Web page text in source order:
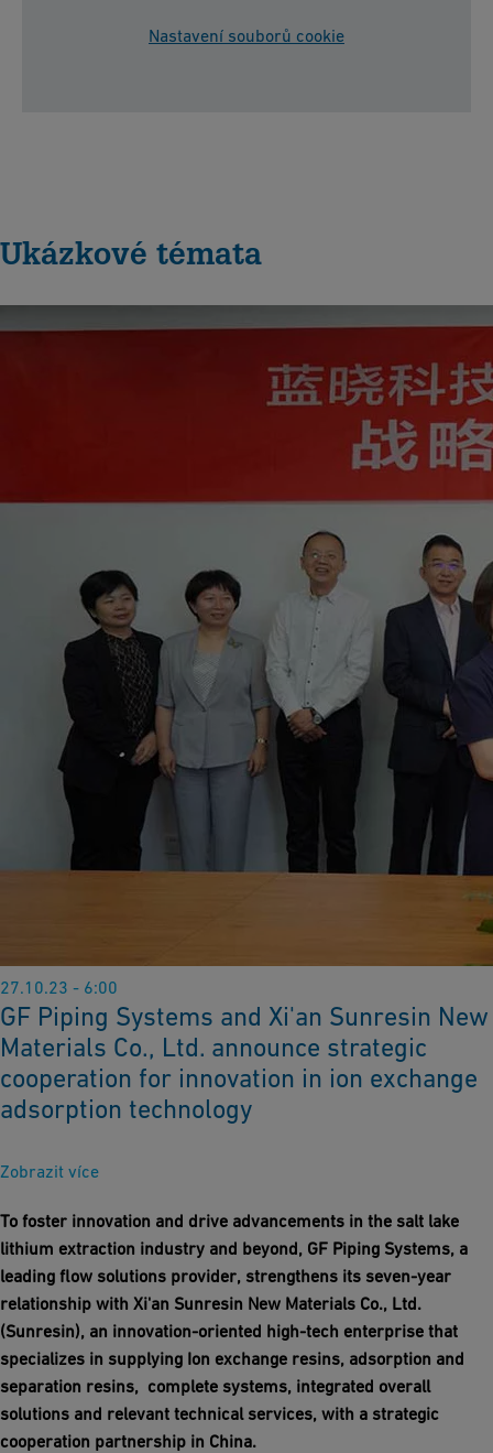
Nastavení souborů cookie
Ukázkové témata
27.10.23 - 6:00
GF Piping Systems and Xi'an Sunresin New
Materials Co., Ltd. announce strategic
cooperation for innovation in ion exchange
adsorption technology
Zobrazit více
To foster innovation and drive advancements in the salt lake
lithium extraction industry and beyond, GF Piping Systems, a
leading flow solutions provider, strengthens its seven-year
relationship with Xi'an Sunresin New Materials Co., Ltd.
(Sunresin), an innovation-oriented high-tech enterprise that
specializes in supplying Ion exchange resins, adsorption and
separation resins, complete systems, integrated overall
solutions and relevant technical services, with a strategic
cooperation partnership in China.